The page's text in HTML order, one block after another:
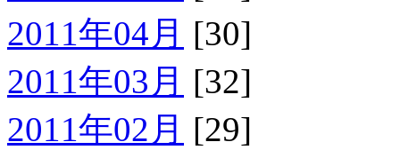
2011年04月 [30]
2011年03月 [32]
2011年02月 [29]